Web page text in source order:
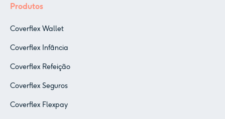
Produtos
Coverflex Wallet
Coverflex Infância
Coverflex Refeição
Coverflex Seguros
Coverflex Flexpay